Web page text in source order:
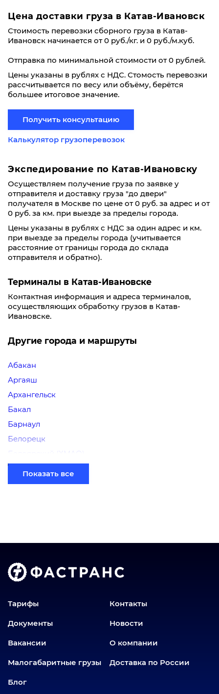
Цена доставки груза в Катав-Ивановск
Стоимость перевозки сборного груза в Катав-
Ивановск начинается от 0 руб./кг. и 0 руб./м.куб.
Отправка по минимальной стоимости от 0 рублей.
Цены указаны в рублях с НДС. Стомость перевозки
рассчитывается по весу или объёму, берётся
большее итоговое значение.
Получить консультацию
Калькулятор грузоперевозок
Экспедирование по Катав-Ивановску
Осуществляем получение груза по заявке у
отправителя и доставку груза "до двери"
получателя в Москве по цене от 0 руб. за адрес и от
0 руб. за км. при выезде за пределы города.
Цены указаны в рублях с НДС за один адрес и км.
при выезде за пределы города (учитывается
расстояние от границы города до склада
отправителя и обратно).
Терминалы в Катав-Ивановске
Контактная информация и адреса терминалов,
осуществляющих обработку грузов в Катав-
Ивановске.
Другие города и маршруты
Абакан
Аргаяш
Архангельск
Бакал
Барнаул
Белорецк
Белоярский (ХМАО)
Березники
Бийск
Волгоград
Донецк
Еманжелинск
Заводоуковск
Златоуст
Иваново
Показать все
Тарифы Контакты
Документы Новости
Вакансии О компании
Малогабаритные грузы Доставка по России
Блог